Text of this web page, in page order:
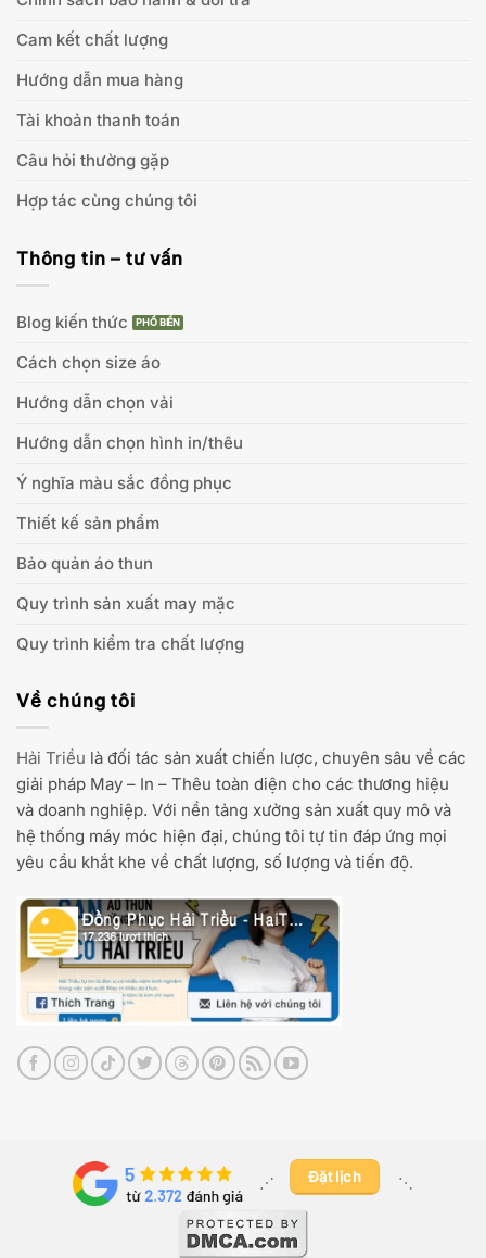
Cam kết chất lượng
Hướng dẫn mua hàng
Tài khoản thanh toán
Câu hỏi thường gặp
Hợp tác cùng chúng tôi
Thông tin – tư vấn
Blog kiến thức
Cách chọn size áo
Hướng dẫn chọn vải
Hướng dẫn chọn hình in/thêu
Ý nghĩa màu sắc đồng phục
Thiết kế sản phẩm
Bảo quản áo thun
Quy trình sản xuất may mặc
Quy trình kiểm tra chất lượng
Về chúng tôi
Hải Triều là đối tác sản xuất chiến lược, chuyên sâu về các
giải pháp May – In – Thêu toàn diện cho các thương hiệu
và doanh nghiệp. Với nền tảng xưởng sản xuất quy mô và
hệ thống máy móc hiện đại, chúng tôi tự tin đáp ứng mọi
yêu cầu khắt khe về chất lượng, số lượng và tiến độ.
⋰ ​ Đặt lịch ⋱